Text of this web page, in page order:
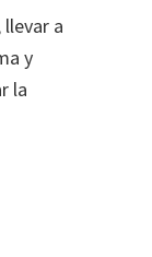
a
y
la